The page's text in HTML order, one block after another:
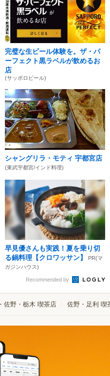
完璧な生ビール体験を。ザ・パ
ーフェクト黒ラベルが飲めるお
店
(サッポロビール)
シャングリラ・モティ 宇都宮店
(東武宇都宮/インド料理)
早見優さんも実践！夏を乗り切
る鍋料理【クロワッサン】
PR(マ
ガジンハウス)
Recommended by
佐野・栃木 喫茶店 佐野・足利 喫